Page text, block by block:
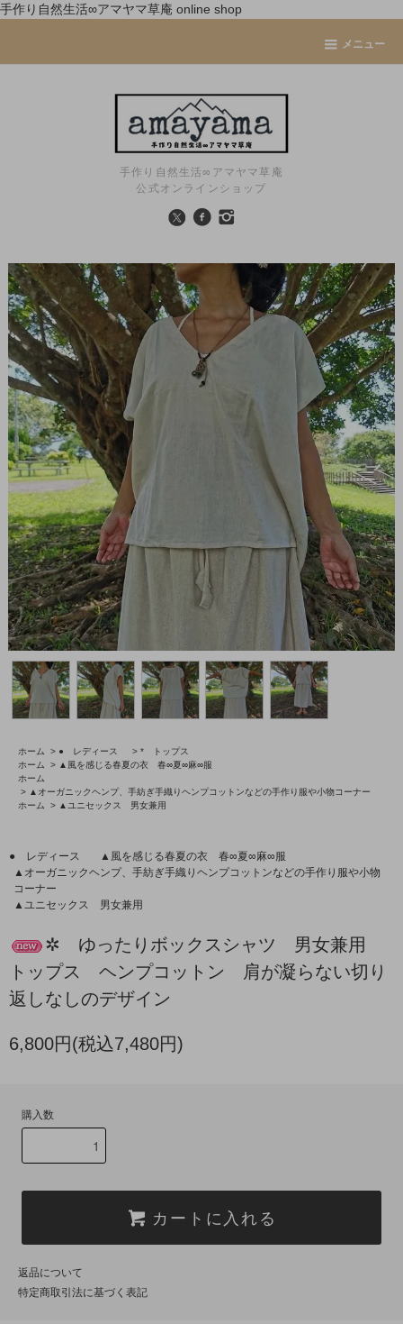
手作り自然生活∞アマヤマ草庵 online shop
メニュー
手作り自然生活∞アマヤマ草庵
公式オンラインショップ
ホーム > ● レディース > * トップス
ホーム
> ▲風を感じる春夏の衣 春∞夏∞麻∞服
ホーム
> ▲オーガニックヘンプ、手紡ぎ手織りヘンプコットンなどの手作り服や小物コーナー
ホーム
> ▲ユニセックス 男女兼用
● レディース
▲風を感じる春夏の衣 春∞夏∞麻∞服
▲オーガニックヘンプ、手紡ぎ手織りヘンプコットンなどの手作り服や小物
コーナー
▲ユニセックス 男女兼用
✲ ゆったりボックスシャツ 男女兼用
トップス ヘンプコットン 肩が凝らない切り
返しなしのデザイン
6,800円(税込7,480円)
購入数
カートに入れる
返品について
特定商取引法に基づく表記